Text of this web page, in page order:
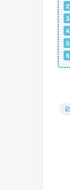
2
3
4
5
6